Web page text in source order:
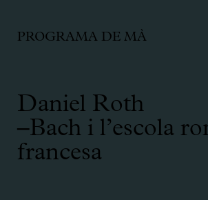
PROGRAMA DE MÀ
Daniel Roth
–Bach i l’escola
francesa